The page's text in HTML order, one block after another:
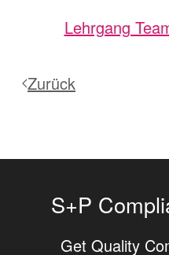
Lehrgang
Zurück
S+P
Get Quality